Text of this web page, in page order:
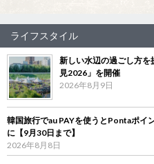
ライフスタイル
新しい水辺の過ごし方
見2026」を開催
2026年8月9日
韓国旅行でau PAYを使うとPontaポイ
に【9月30日まで】
2026年8月8日